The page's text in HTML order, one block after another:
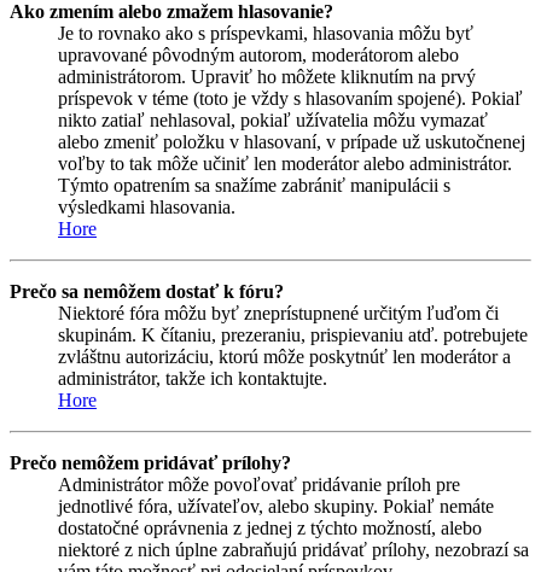
Ako zmením alebo zmažem hlasovanie?
Je to rovnako ako s príspevkami, hlasovania môžu byť
upravované pôvodným autorom, moderátorom alebo
administrátorom. Upraviť ho môžete kliknutím na prvý
príspevok v téme (toto je vždy s hlasovaním spojené). Pokiaľ
nikto zatiaľ nehlasoval, pokiaľ užívatelia môžu vymazať
alebo zmeniť položku v hlasovaní, v prípade už uskutočnenej
voľby to tak môže učiniť len moderátor alebo administrátor.
Týmto opatrením sa snažíme zabrániť manipulácii s
výsledkami hlasovania.
Hore
Prečo sa nemôžem dostať k fóru?
Niektoré fóra môžu byť zneprístupnené určitým ľuďom či
skupinám. K čítaniu, prezeraniu, prispievaniu atď. potrebujete
zvláštnu autorizáciu, ktorú môže poskytnúť len moderátor a
administrátor, takže ich kontaktujte.
Hore
Prečo nemôžem pridávať prílohy?
Administrátor môže povoľovať pridávanie príloh pre
jednotlivé fóra, užívateľov, alebo skupiny. Pokiaľ nemáte
dostatočné oprávnenia z jednej z týchto možností, alebo
niektoré z nich úplne zabraňujú pridávať prílohy, nezobrazí sa